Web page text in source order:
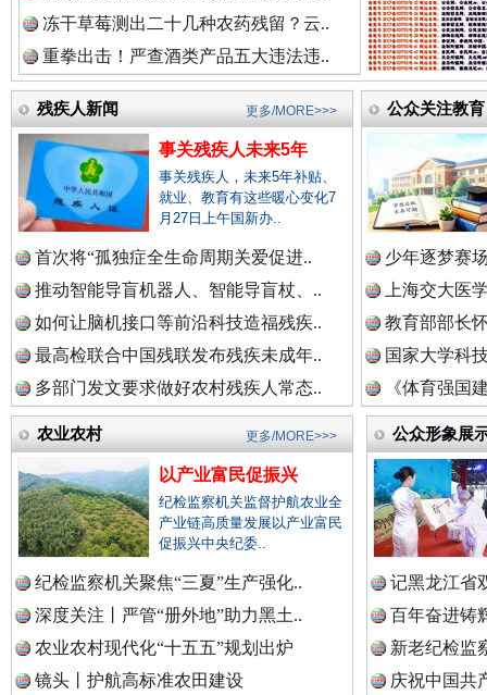
三年瞒报超千万 隐匿收入偷税被查处..
祁连巍巍树丰碑 高回报
冻干草莓测出二十几种农药残留？云..
重拳出击！严查酒类产品五大违法违..
残疾人新闻
事关残疾人未来5年
事关残疾人，未来5年补贴、
就业、教育有这些暖心变化7
月27日上午国新办..
首次将“孤独症全生命周期关爱促进..
推动智能导盲机器人、智能导盲杖、..
如何让脑机接口等前沿科技造福残疾..
最高检联合中国残联发布残疾未成年..
多部门发文要求做好农村残疾人常态..
更多/MORE>>> 公众关注教育
少年逐梦赛
上海交大医
教育部部长
国家大学科
《体育强国
农业农村
以产业富民促振兴
纪检监察机关监督护航农业全
产业链高质量发展以产业富民
促振兴中央纪委..
纪检监察机关聚焦“三夏”生产强化..
深度关注丨严管“册外地”助力黑土..
农业农村现代化“十五五”规划出炉
镜头丨护航高标准农田建设
更多/MORE>>> 公众形象展
记黑龙江省
百年奋进铸
新老纪检监
庆祝中国共